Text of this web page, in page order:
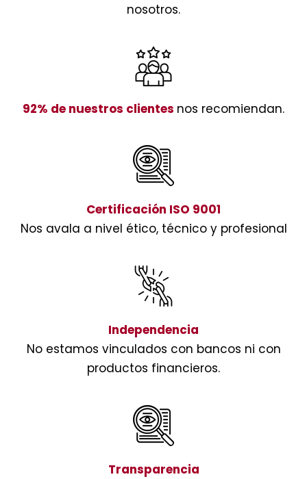
nosotros.
92% de nuestros clientes nos recomiendan.
Certificación ISO 9001
Nos avala a nivel ético, técnico y profesional
Independencia
No estamos vinculados con bancos ni con
productos financieros.
Transparencia